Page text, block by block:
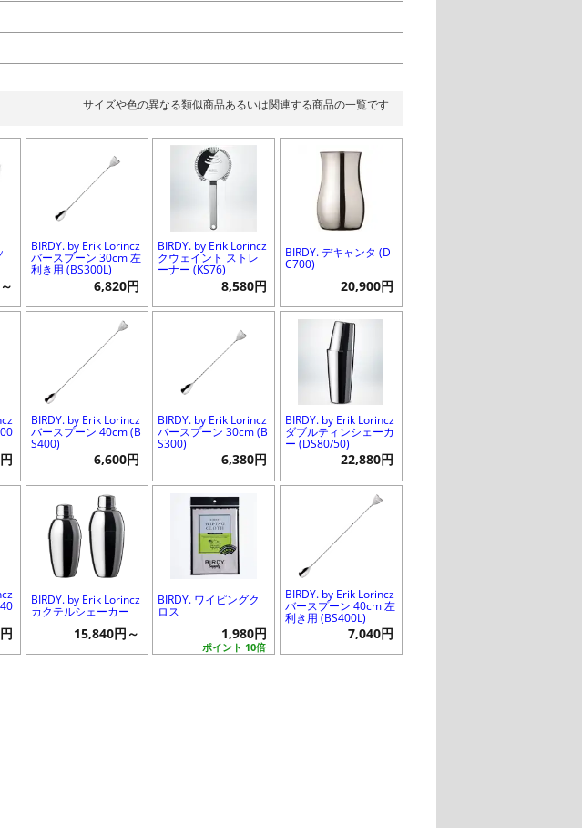
サイズや色の異なる類似商品あるいは関連する商品の一覧です
BIRDY. by Erik Lorincz
バースプーン 30cm 左
利き用 (BS300L)
6,820円
BIRDY. by Erik Lorincz
クウェイント ストレ
ーナー (KS76)
8,580円
BIRDY. デキャンタ (D
C700)
20,900円
BIRDY. by Erik Lorincz
バースプーン 40cm (B
S400)
6,600円
BIRDY. by Erik Lorincz
バースプーン 30cm (B
S300)
6,380円
BIRDY. by Erik Lorincz
ダブルティンシェーカ
ー (DS80/50)
22,880円
BIRDY. by Erik Lorincz
カクテルシェーカー
15,840円～
BIRDY. ワイピングク
ロス
ポイント 10倍
1,980円
BIRDY. by Erik Lorincz
バースプーン 40cm 左
利き用 (BS400L)
7,040円